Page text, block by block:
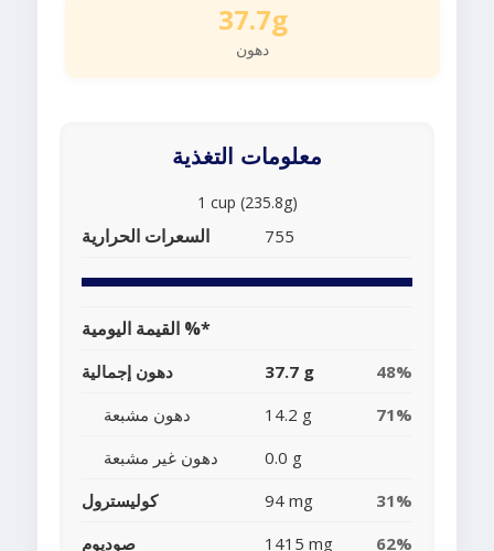
37.7g
دهون
معلومات التغذية
1 cup (235.8g)
السعرات الحرارية 755
القيمة اليومية %*
دهون إجمالية 37.7 g
48%
دهون مشبعة
14.2 g
71%
دهون غير مشبعة
0.0 g
كوليسترول
94 mg
31%
صوديوم
1415 mg 62%